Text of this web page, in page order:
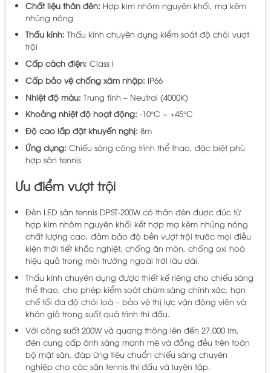
Chất liệu thân đèn: Hợp kim nhôm nguyên khối, mạ kẽm
nhúng nóng
Thấu kính: Thấu kính chuyên dụng kiểm soát độ chói vượt
trội
Cấp cách điện: Class I
Cấp bảo vệ chống xâm nhập: IP66
Nhiệt độ màu: Trung tính – Neutral (4000K)
Khoảng nhiệt độ hoạt động: -10°C ~ +45°C
Độ cao lắp đặt khuyến nghị: 8m
Ứng dụng: Chiếu sáng công trình thể thao, đặc biệt phù
hợp sân tennis
Ưu điểm vượt trội
Đèn LED sân tennis DPST-200W có thân đèn được đúc từ
hợp kim nhôm nguyên khối kết hợp mạ kẽm nhúng nóng
chất lượng cao, đảm bảo độ bền vượt trội trước mọi điều
kiện thời tiết khắc nghiệt, chống ăn mòn, chống oxi hoá
hiệu quả trong môi trường ngoài trời lâu dài.
Thấu kính chuyên dụng được thiết kế riêng cho chiếu sáng
thể thao, cho phép kiểm soát chùm sáng chính xác, hạn
chế tối đa độ chói loá – bảo vệ thị lực vận động viên và
khán giả trong suốt quá trình thi đấu.
Với công suất 200W và quang thông lên đến 27.000 lm,
đèn cung cấp ánh sáng mạnh mẽ và đồng đều trên toàn
bộ mặt sân, đáp ứng tiêu chuẩn chiếu sáng chuyên
nghiệp cho các sân tennis thi đấu và luyện tập.